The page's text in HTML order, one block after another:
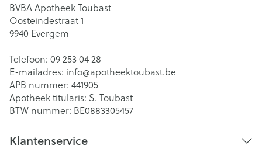
BVBA Apotheek Toubast
Oosteindestraat 1
9940 Evergem
Telefoon: 09 253 04 28
E-mailadres: info@apotheektoubast.be
APB nummer: 441905
Apotheek titularis: S. Toubast
BTW nummer: BE0883305457
Klantenservice